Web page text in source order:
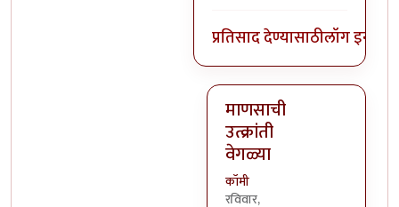
प्रतिसाद देण्यासाठीलॉग इन करा
माणसाची
उत्क्रांती
वेगळ्या
कॉमी
रविवार,